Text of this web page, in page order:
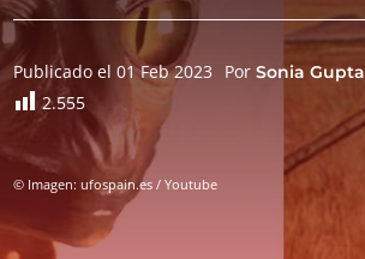
Publicado el 01 Feb 2023 PorSonia Gupta
2.555
© Imagen: ufospain.es / Youtube